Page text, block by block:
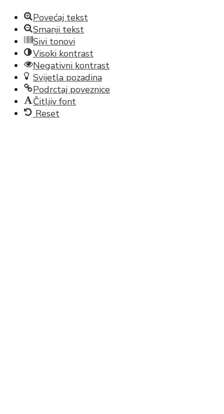
Povećaj tekst
Smanji tekst
Sivi tonovi
Visoki kontrast
Negativni kontrast
Svijetla pozadina
Podrctaj poveznice
Čitljiv font
Reset